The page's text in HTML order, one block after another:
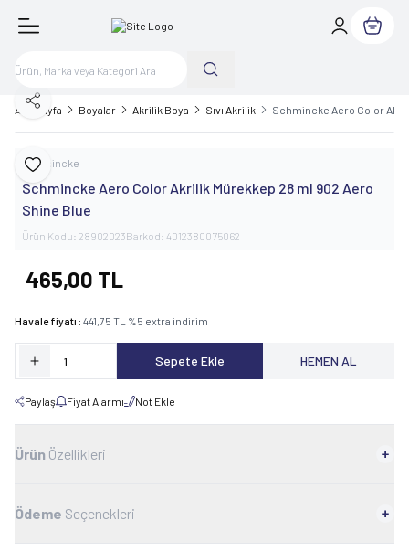
Sepetim
Ana Sayfa Boyalar Akrilik Boya Sıvı Akrilik Schmincke Aero Color
Favoriye Ekle
Paylaş
Schmincke
Schmincke Aero Color Akrilik Mürekkep 28 ml 902 Aero
Shine Blue
Ürün Kodu: 28902023Barkod: 4012380075062
465,00 TL
Havale fiyatı : 441,75 TL %5 extra indirim
Sepete Ekle HEMEN AL
Paylaş Fiyat Alarmı Not Ekle
Ürün Özellikleri
Ödeme Seçenekleri